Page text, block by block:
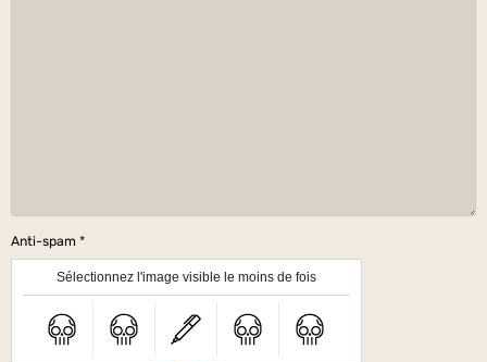
Anti-spam
Sélectionnez l'image visible le moins de fois